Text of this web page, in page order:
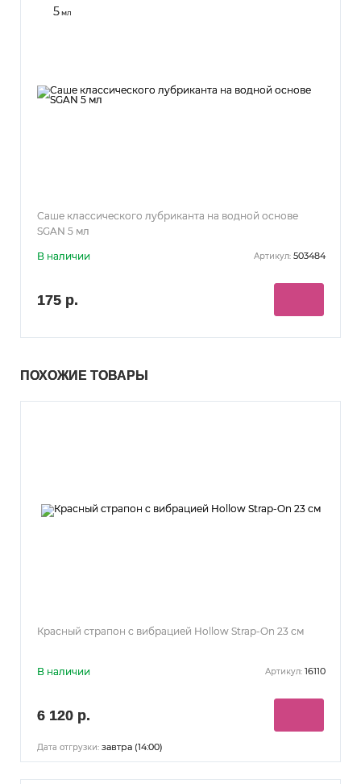
5мл
Саше классического лубриканта на водной основе
SGAN 5 мл
В наличии Артикул: 503484
175 р.
ПОХОЖИЕ ТОВАРЫ
Красный страпон с вибрацией Hollow Strap-On 23 см
В наличии Артикул: 16110
6 120 р.
Дата отгрузки: завтра (14:00)